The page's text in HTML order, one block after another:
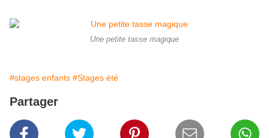
Une petite tasse magique
#stages enfants #Stages été
Partager